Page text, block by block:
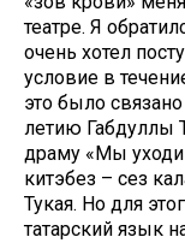
театре. Я
очень хотел
условие в
это было
летию Габдуллы
драму «Мы
китэбез – сез
Тукая. Но для
татарский язык